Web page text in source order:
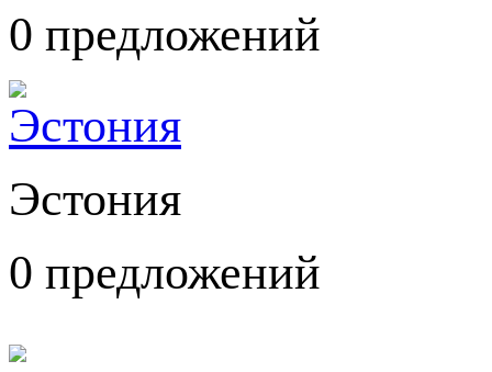
0 предложений
Эстония
0 предложений